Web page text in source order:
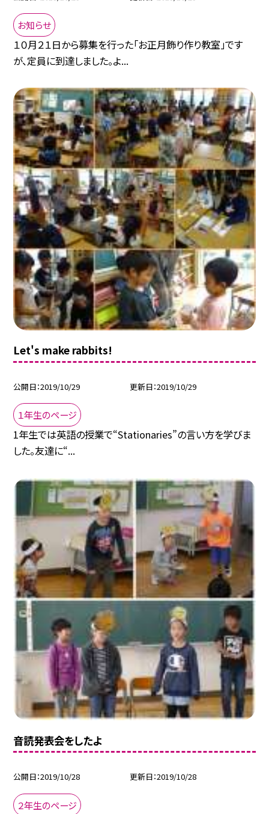
お知らせ
１０月２１日から募集を行った「お正月飾り作り教室」です
が、定員に到達しました。よ...
Let's make rabbits!
公開日 2019/10/29 更新日 2019/10/29
１年生のページ
1年生では英語の授業で“Stationaries”の言い方を学びま
した。友達に“...
音読発表会をしたよ
公開日 2019/10/28 更新日 2019/10/28
２年生のページ